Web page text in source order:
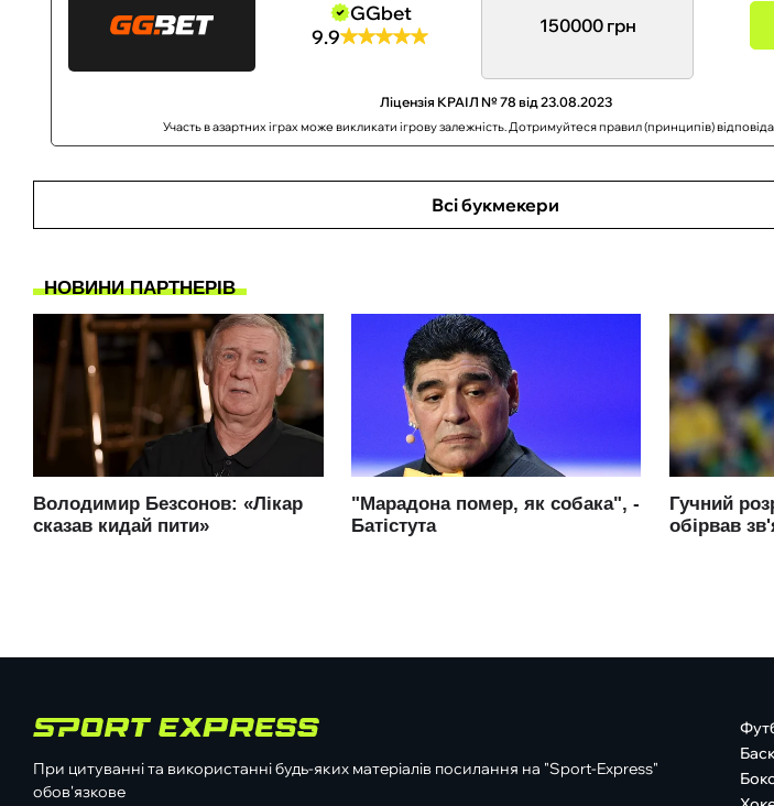
GGbet
9.9
150000 грн
Ліцензія КРАІЛ № 78 від 23.08.2023
Участь в азартних іграх може викликати ігрову залежність. Дотримуйтеся правил (принципів)
Всі букмекери
При цитуванні та використанні будь-яких матеріалів посилання на "Sport-Express"
обов'язкове
Бокс